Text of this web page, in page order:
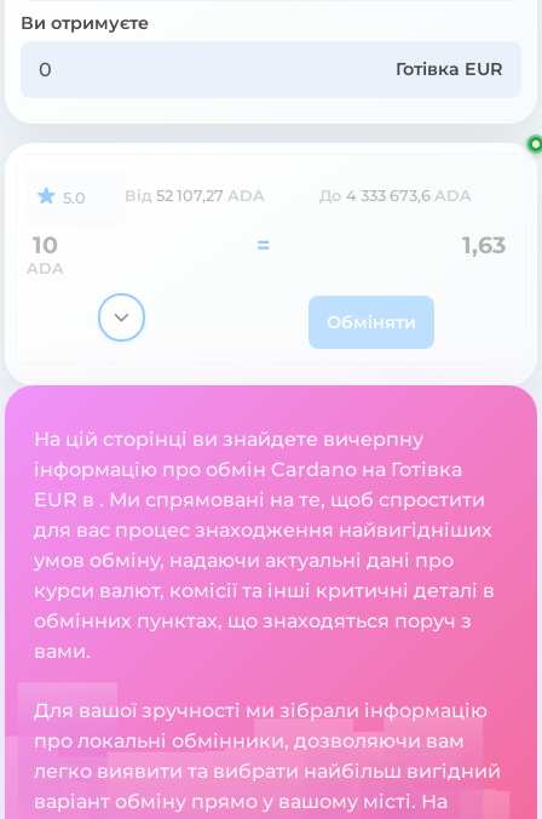
Ви отримуєте
Готівка EUR
5.0 Від 52 107,27 ADA До 4 333 673,6 ADA
10
ADA
= 1,63
Обміняти
На цій сторінці ви знайдете вичерпну
інформацію про обмін Cardano на Готівка
EUR в . Ми спрямовані на те, щоб спростити
для вас процес знаходження найвигідніших
умов обміну, надаючи актуальні дані про
курси валют, комісії та інші критичні деталі в
обмінних пунктах, що знаходяться поруч з
вами.
Для вашої зручності ми зібрали інформацію
про локальні обмінники, дозволяючи вам
легко виявити та вибрати найбільш вигідний
варіант обміну прямо у вашому місті. На